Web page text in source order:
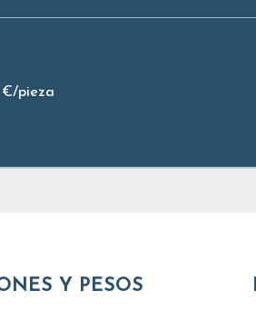
€/pieza
Y PESOS